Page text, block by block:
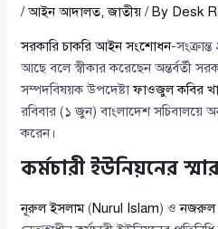
/আইন আদালত,জাতীয় / By Desk
সরকারি চাকরি আইন সংশোধন-
আছে বলে স্বীকার করেছেন অন্তর্বর্তী
সম্পদবিষয়ক উপদেষ্টাফাওজুল কবির
রবিবার (১ জুন) বাংলাদেশ সচিবালয়ে
করেন।
কর্মচারী ইউনিয়নের
নূরুল ইসলাম(Nurul Islam) ওনজরুল